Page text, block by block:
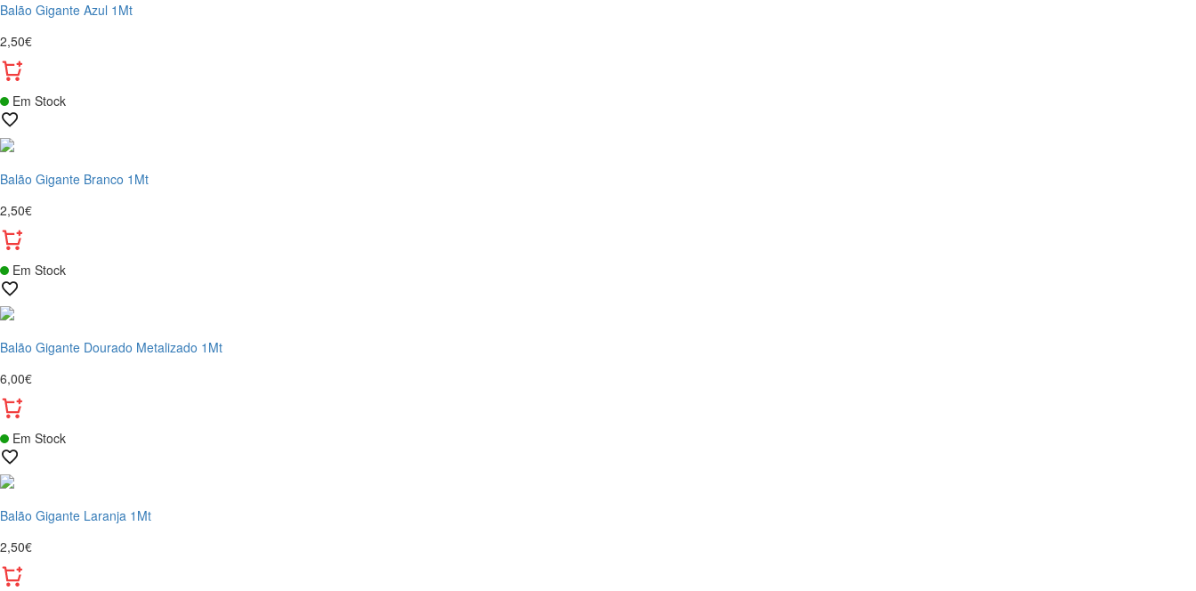
Balão Gigante Azul 1Mt
2,50€
Em Stock
Balão Gigante Branco 1Mt
2,50€
Em Stock
Balão Gigante Dourado Metalizado 1Mt
6,00€
Em Stock
Balão Gigante Laranja 1Mt
2,50€